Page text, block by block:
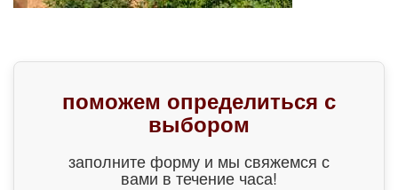
поможем определиться с
выбором
заполните форму и мы свяжемся с
вами в течение часа!